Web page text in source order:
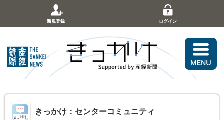
新規登録 ログイン
きっかけ：センターコミュニティ